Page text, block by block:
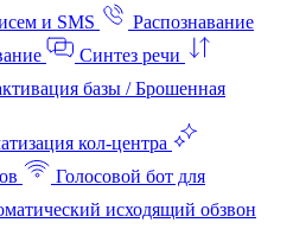
и SMS
Распознавание
Синтез речи
базы / Брошенная
кол‑центра
Голосовой бот для
исходящий обзвон